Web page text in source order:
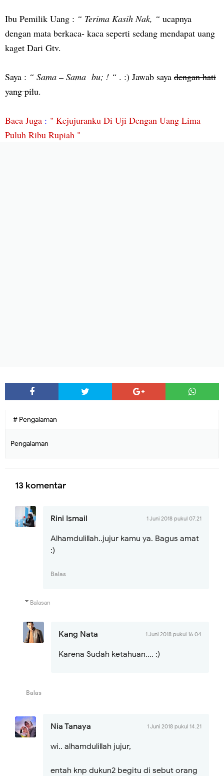
Ibu Pemilik Uang : “ Terima Kasih Nak, “ ucapnya
dengan mata berkaca- kaca seperti sedang mendapat uang
kaget Dari Gtv.
Saya : “ Sama – Sama bu; ! “ . :) Jawab saya dengan hati
yang pilu.
Baca Juga : " Kejujuranku Di Uji Dengan Uang Lima
Puluh Ribu Rupiah "
# Pengalaman
Pengalaman
13 komentar
Rini Ismail 1 Juni 2018 pukul 07.21
Alhamdulillah..jujur kamu ya. Bagus amat
:)
Balas
Balasan
Kang Nata 1 Juni 2018 pukul 16.04
Karena Sudah ketahuan.... :)
Balas
Nia Tanaya 1 Juni 2018 pukul 14.21
wi.. alhamdulillah jujur,
entah knp dukun2 begitu di sebut orang